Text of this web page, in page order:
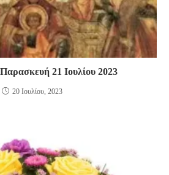
21 Ιουλίου 2023
20 Ιουλίου, 2023